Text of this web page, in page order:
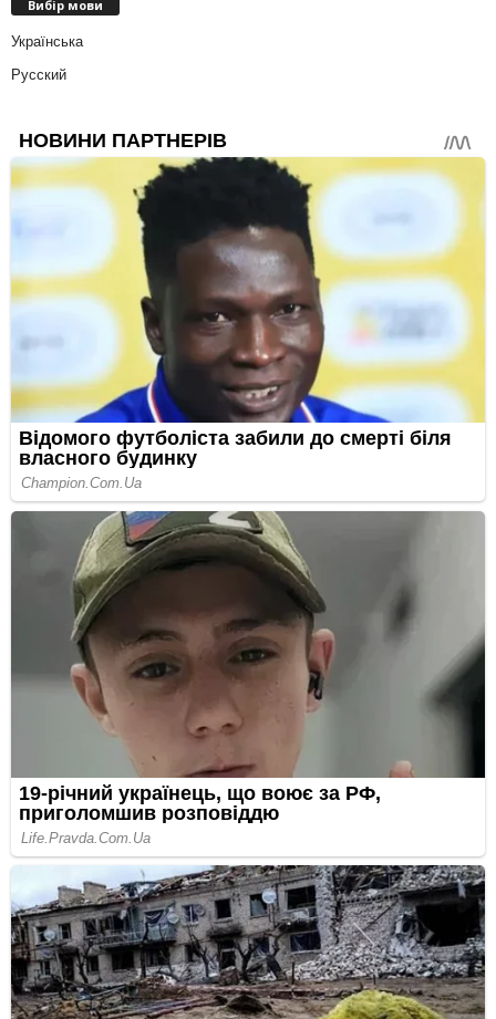
Вибір мови
Українська
Русский